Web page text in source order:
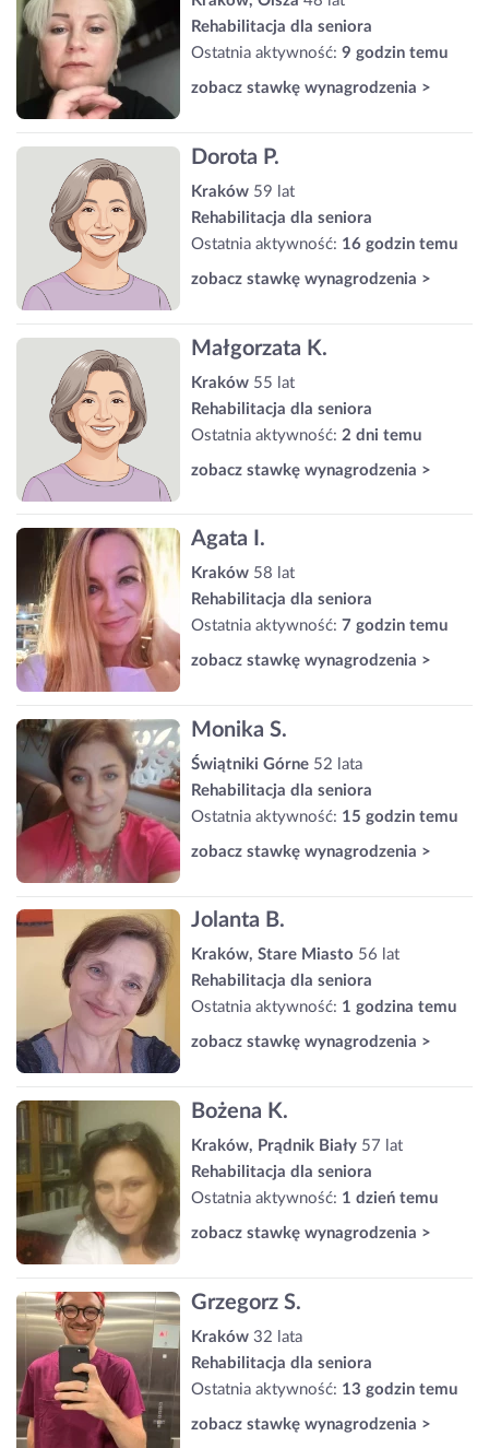
Rehabilitacja dla seniora
Ostatnia aktywność: 9 godzin temu
zobacz stawkę wynagrodzenia >
Dorota P.
Kraków 59 lat
Rehabilitacja dla seniora
Ostatnia aktywność: 16 godzin temu
zobacz stawkę wynagrodzenia >
Małgorzata K.
Kraków 55 lat
Rehabilitacja dla seniora
Ostatnia aktywność: 2 dni temu
zobacz stawkę wynagrodzenia >
Agata I.
Kraków 58 lat
Rehabilitacja dla seniora
Ostatnia aktywność: 7 godzin temu
zobacz stawkę wynagrodzenia >
Monika S.
Świątniki Górne 52 lata
Rehabilitacja dla seniora
Ostatnia aktywność: 15 godzin temu
zobacz stawkę wynagrodzenia >
Jolanta B.
Kraków, Stare Miasto 56 lat
Rehabilitacja dla seniora
Ostatnia aktywność: 1 godzina temu
zobacz stawkę wynagrodzenia >
Bożena K.
Kraków, Prądnik Biały 57 lat
Rehabilitacja dla seniora
Ostatnia aktywność: 1 dzień temu
zobacz stawkę wynagrodzenia >
Grzegorz S.
Kraków 32 lata
Rehabilitacja dla seniora
Ostatnia aktywność: 13 godzin temu
zobacz stawkę wynagrodzenia >